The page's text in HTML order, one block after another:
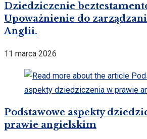
Dziedziczenie
Upoważnienie do
Anglii.
11 marca 2026
Podstawowe aspekty
prawie angielskim